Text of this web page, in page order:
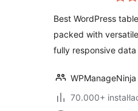
Best WordPress
packed with
fully responsive
WPManageNinja
70.000+